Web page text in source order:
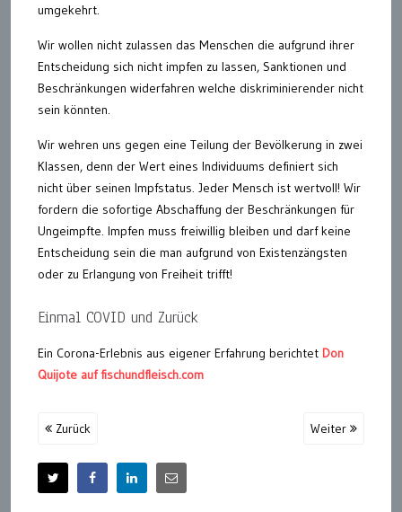
umgekehrt.
Wir wollen nicht zulassen das Menschen die aufgrund ihrer
Entscheidung sich nicht impfen zu lassen, Sanktionen und
Beschränkungen widerfahren welche diskriminierender nicht
sein könnten.
Wir wehren uns gegen eine Teilung der Bevölkerung in zwei
Klassen, denn der Wert eines Individuums definiert sich
nicht über seinen Impfstatus. Jeder Mensch ist wertvoll! Wir
fordern die sofortige Abschaffung der Beschränkungen für
Ungeimpfte. Impfen muss freiwillig bleiben und darf keine
Entscheidung sein die man aufgrund von Existenzängsten
oder zu Erlangung von Freiheit trifft!
Einmal COVID und Zurück
Ein Corona-Erlebnis aus eigener Erfahrung berichtet Don
Quijote auf fischundfleisch.com
Zurück Weiter